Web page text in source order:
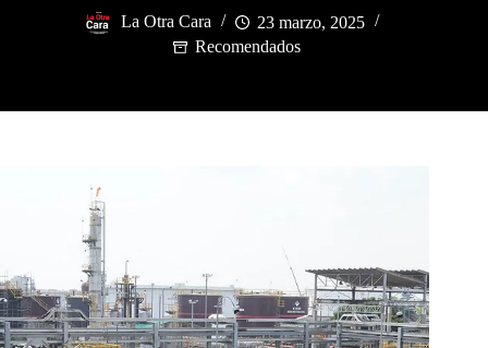
La Otra Cara
23 marzo, 2025
Recomendados